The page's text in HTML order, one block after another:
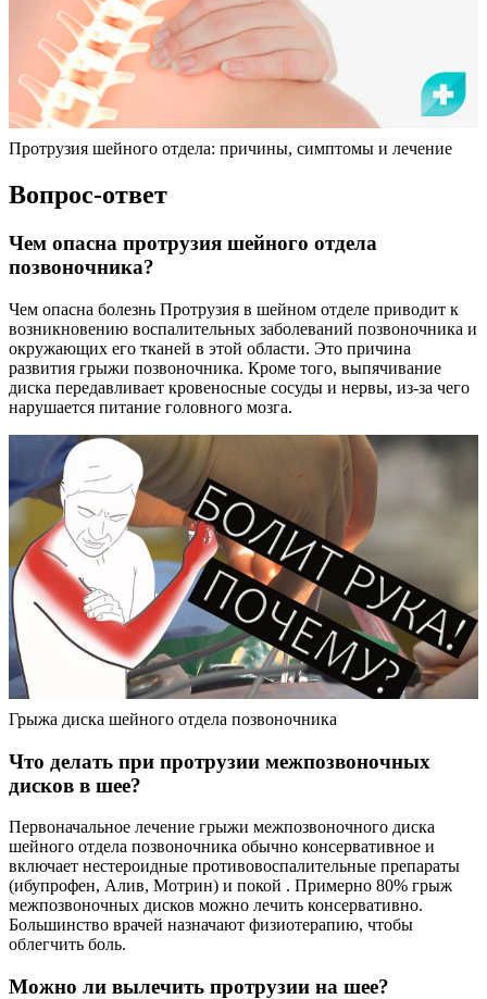
Протрузия шейного отдела: причины, симптомы и лечение
Вопрос-ответ
Чем опасна протрузия шейного отдела
позвоночника?
Чем опасна болезнь Протрузия в шейном отделе приводит к
возникновению воспалительных заболеваний позвоночника и
окружающих его тканей в этой области. Это причина
развития грыжи позвоночника. Кроме того, выпячивание
диска передавливает кровеносные сосуды и нервы, из-за чего
нарушается питание головного мозга.
Грыжа диска шейного отдела позвоночника
Что делать при протрузии межпозвоночных
дисков в шее?
Первоначальное лечение грыжи межпозвоночного диска
шейного отдела позвоночника обычно консервативное и
включает нестероидные противовоспалительные препараты
(ибупрофен, Алив, Мотрин) и покой . Примерно 80% грыж
межпозвоночных дисков можно лечить консервативно.
Большинство врачей назначают физиотерапию, чтобы
облегчить боль.
Можно ли вылечить протрузии на шее?